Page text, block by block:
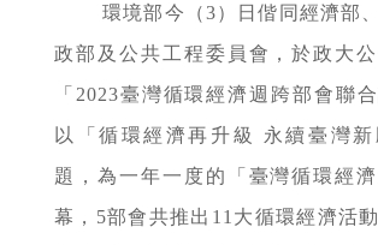
環境部今（3）日偕同經濟部
政部及公共工程委員會，於政大
「2023臺灣循環經濟週跨部會聯
以「循環經濟再升級 永續臺灣
題，為一年一度的「臺灣循環經
幕，5部會共推出11大循環經濟活